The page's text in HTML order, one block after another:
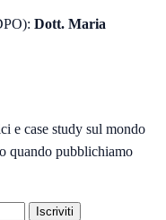
Dott. Maria
e case study sul mondo
quando pubblichiamo
Iscriviti